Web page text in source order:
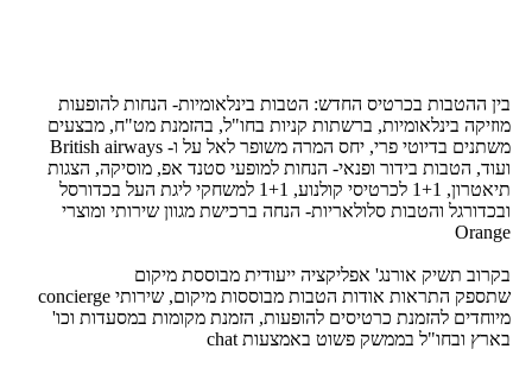
בין ההטבות בכרטיס החדש: הטבות בינלאומיות- הנחות להופעות
מוזיקה בינלאומיות, ברשתות קניות בחו"ל, בהזמנת מט"ח, מבצעים
משתנים בדיוטי פרי, יחס המרה משופר לאל על ו- British airways
ועוד, הטבות בידור ופנאי- הנחות למופעי סטנד אפ, מוסיקה, הצגות
תיאטרון, 1+1 לכרטיסי קולנוע, 1+1 למשחקי ליגת העל בכדורסל
ובכדורגל והטבות סלולאריות- הנחה ברכישת מגוון שירותי ומוצרי
Orange
בקרוב תשיק אורנג' אפליקציה ייעודית מבוססת מיקום
שתספק התראות אודות הטבות מבוססות מיקום, שירותי concierge
מיוחדים להזמנת כרטיסים להופעות, הזמנת מקומות במסעדות וכו'
בארץ ובחו"ל בממשק פשוט באמצעות chat